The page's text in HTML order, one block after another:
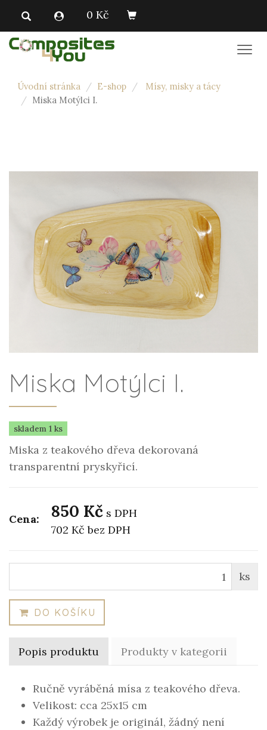
0 Kč
Úvodní stránka E-shop
Mísy, misky a tácy
Miska Motýlci I.
Miska Motýlci I.
skladem 1 ks
Miska z teakového dřeva dekorovaná
transparentní pryskyřicí.
Cena: 850 Kč s DPH
702 Kčbez DPH
ks
DO KOŠÍKU
Popis produktu Produkty v kategorii
Ručně vyráběná mísa z teakového dřeva.
Velikost: cca 25x15 cm
Každý výrobek je originál, žádný není